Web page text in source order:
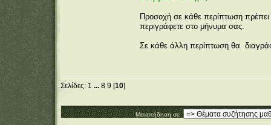
Προσοχή σε κάθε περίπτωση πρέπει
περιγράφετε στο μήνυμα σας.
Σε κάθε άλλη περίπτωση θα
Σελίδες: 1 ... 8 9 [10]
Μεταπήδηση σε: